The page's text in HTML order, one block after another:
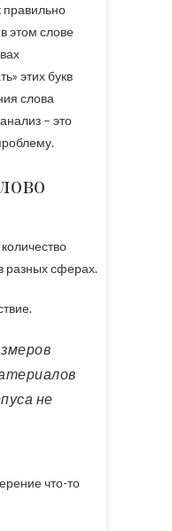
правильно
этом слове
этих букв
слова
– это
разных сферах.
не
что-то